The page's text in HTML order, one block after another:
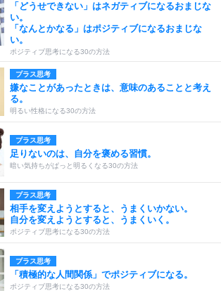
「どうせできない」はネガティブになるおまじな
い。
「なんとかなる」はポジティブになるおまじな
い。
ポジティブ思考になる30の方法
プラス思考
嫌なことがあったときは、意味のあることと考え
る。
明るい性格になる30の方法
プラス思考
足りないのは、自分を褒める習慣。
暗い気持ちがぱっと明るくなる30の方法
プラス思考
相手を変えようとすると、うまくいかない。
自分を変えようとすると、うまくいく。
ポジティブ思考になる30の方法
プラス思考
「積極的な人間関係」でポジティブになる。
ポジティブ思考になる30の方法